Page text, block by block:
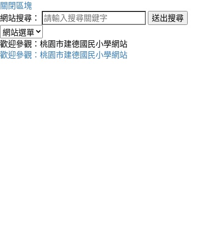
關閉區塊
網站搜尋：
送出搜尋
歡迎參觀：桃園市建德國民小學網站
歡迎參觀：桃園市建德國民小學網站